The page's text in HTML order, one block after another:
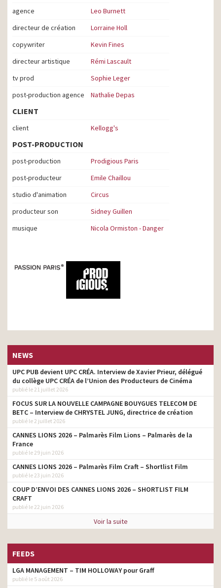
agence
Leo Burnett
directeur de création
Lorraine Holl
copywriter
Kevin Fines
directeur artistique
Rémi Lascault
tv prod
Sophie Leger
post-production agence
Nathalie Depas
CLIENT
client Kellogg's
POST-PRODUCTION
post-production
Prodigious Paris
post-producteur
Emile Chaillou
studio d'animation
Circus
producteur son
Sidney Guillen
musique
Nicola Ormiston - Danger
NEWS
UPC PUB devient UPC CRÉA. Interview de Xavier Prieur, délégué
du collège UPC CRÉA de l’Union des Producteurs de Cinéma
publié le 21 juillet 2026
FOCUS SUR LA NOUVELLE CAMPAGNE BOUYGUES TELECOM DE
BETC – Interview de CHRYSTEL JUNG, directrice de création
publié le 2 juillet 2026
CANNES LIONS 2026 – Palmarès Film Lions – Palmarès de la
France
publié le 29 juin 2026
CANNES LIONS 2026 – Palmarès Film Craft – Shortlist Film
publié le 23 juin 2026
COUP D’ENVOI DES CANNES LIONS 2026 – SHORTLIST FILM
CRAFT
publié le 22 juin 2026
Voir la suite
FEEDS
LGA MANAGEMENT – TIM HOLLOWAY pour Graff
publié le 5 août 2026